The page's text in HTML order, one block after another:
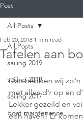
Post
All Posts
sailing 2019
sailing 2018
sailing 2017
boat maintenance
All Posts
Tafelen aan
Feb 20, 2018 1 min read
Dan hebben wij
met alles d'r op en
Lekker gezeild en
een haven! Er